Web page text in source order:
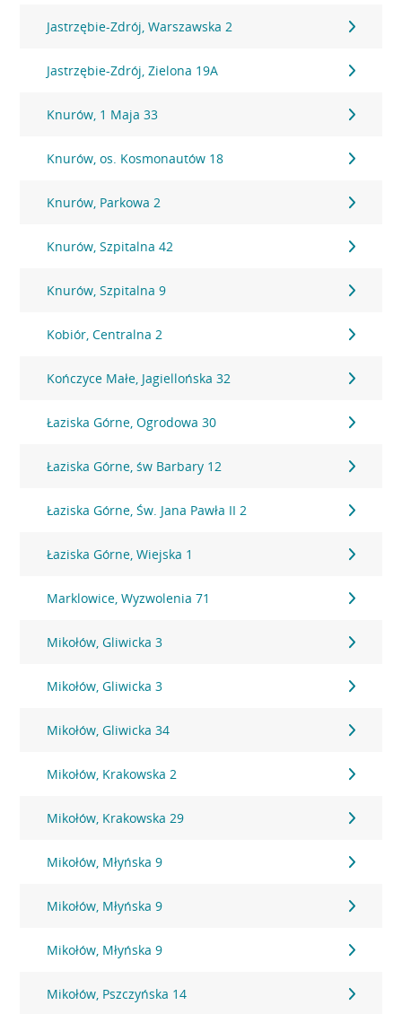
Jastrzębie-Zdrój, Warszawska 2
Jastrzębie-Zdrój, Zielona 19A
Knurów, 1 Maja 33
Knurów, os. Kosmonautów 18
Knurów, Parkowa 2
Knurów, Szpitalna 42
Knurów, Szpitalna 9
Kobiór, Centralna 2
Kończyce Małe, Jagiellońska 32
Łaziska Górne, Ogrodowa 30
Łaziska Górne, św Barbary 12
Łaziska Górne, Św. Jana Pawła II 2
Łaziska Górne, Wiejska 1
Marklowice, Wyzwolenia 71
Mikołów, Gliwicka 3
Mikołów, Gliwicka 3
Mikołów, Gliwicka 34
Mikołów, Krakowska 2
Mikołów, Krakowska 29
Mikołów, Młyńska 9
Mikołów, Młyńska 9
Mikołów, Młyńska 9
Mikołów, Pszczyńska 14